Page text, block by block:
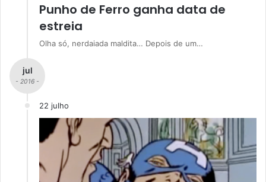
Punho de Ferro ganha data de
estreia
Olha só, nerdaiada maldita… Depois de um…
jul
- 2016 -
22 julho